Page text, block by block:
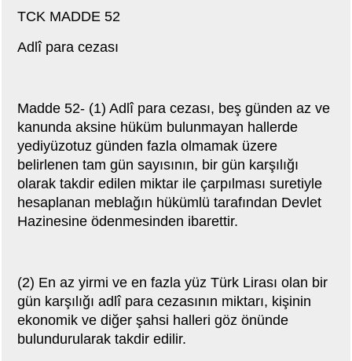
TCK MADDE 52
Adlî para cezası
Madde 52- (1) Adlî para cezası, beş günden az ve
kanunda aksine hüküm bulunmayan hallerde
yediyüzotuz günden fazla olmamak üzere
belirlenen tam gün sayısının, bir gün karşılığı
olarak takdir edilen miktar ile çarpılması suretiyle
hesaplanan meblağın hükümlü tarafından Devlet
Hazinesine ödenmesinden ibarettir.
(2) En az yirmi ve en fazla yüz Türk Lirası olan bir
gün karşılığı adlî para cezasının miktarı, kişinin
ekonomik ve diğer şahsi halleri göz önünde
bulundurularak takdir edilir.